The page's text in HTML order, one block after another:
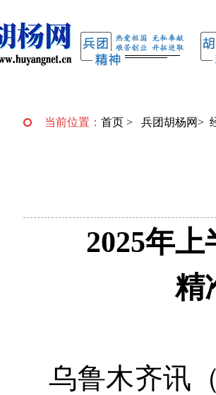
当前位置： 首页 > 兵团胡杨网>
2025年
精
乌鲁木齐讯